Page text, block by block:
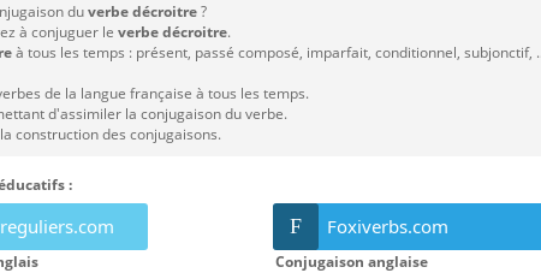
duverbe décroitre?
à conjuguer le verbe décroitre.
à tous les temps : présent, passé composé, imparfait, conditionnel, subjonctif,
de la langue française à tous les temps.
d'assimiler la conjugaison du verbe.
construction des conjugaisons.
:
F Foxiverbs.com
Conjugaison anglaise